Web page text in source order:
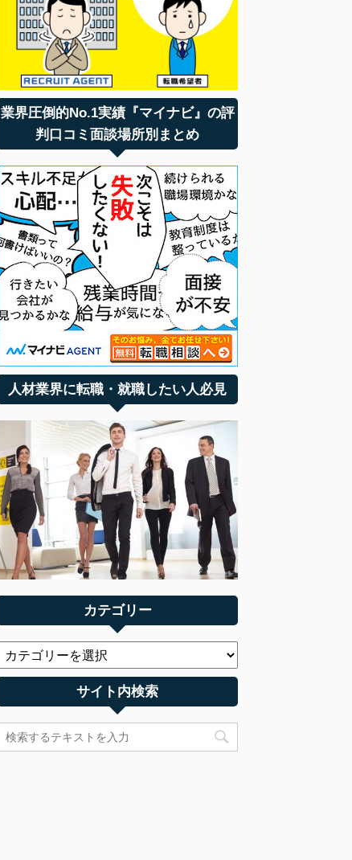
業界圧倒的No.1実績『マイナビ』の評
判口コミ面談場所別まとめ
人材業界に転職・就職したい人必見
カテゴリー
サイト内検索